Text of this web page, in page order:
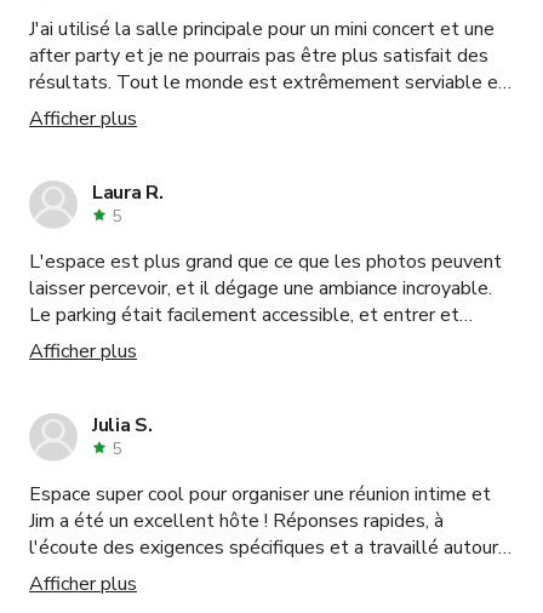
J'ai utilisé la salle principale pour un mini concert et une
after party et je ne pourrais pas être plus satisfait des
résultats. Tout le monde est extrêmement serviable et
hospitalier et je ne peux que recommander ce lieu pour
des événements de petite à moyenne taille.
Afficher plus
Laura R.
5
L'espace est plus grand que ce que les photos peuvent
laisser percevoir, et il dégage une ambiance incroyable.
Le parking était facilement accessible, et entrer et
trouver le studio était un jeu d'enfant. De plus, l'espace
était impeccablement propre, ce qui a été très apprécié.
revenir.
Afficher plus
Julia S.
5
Espace super cool pour organiser une réunion intime et
Jim a été un excellent hôte ! Réponses rapides, à
l'écoute des exigences spécifiques et a travaillé autour
de cela pour que tout se passe bien pour nous.
Afficher plus